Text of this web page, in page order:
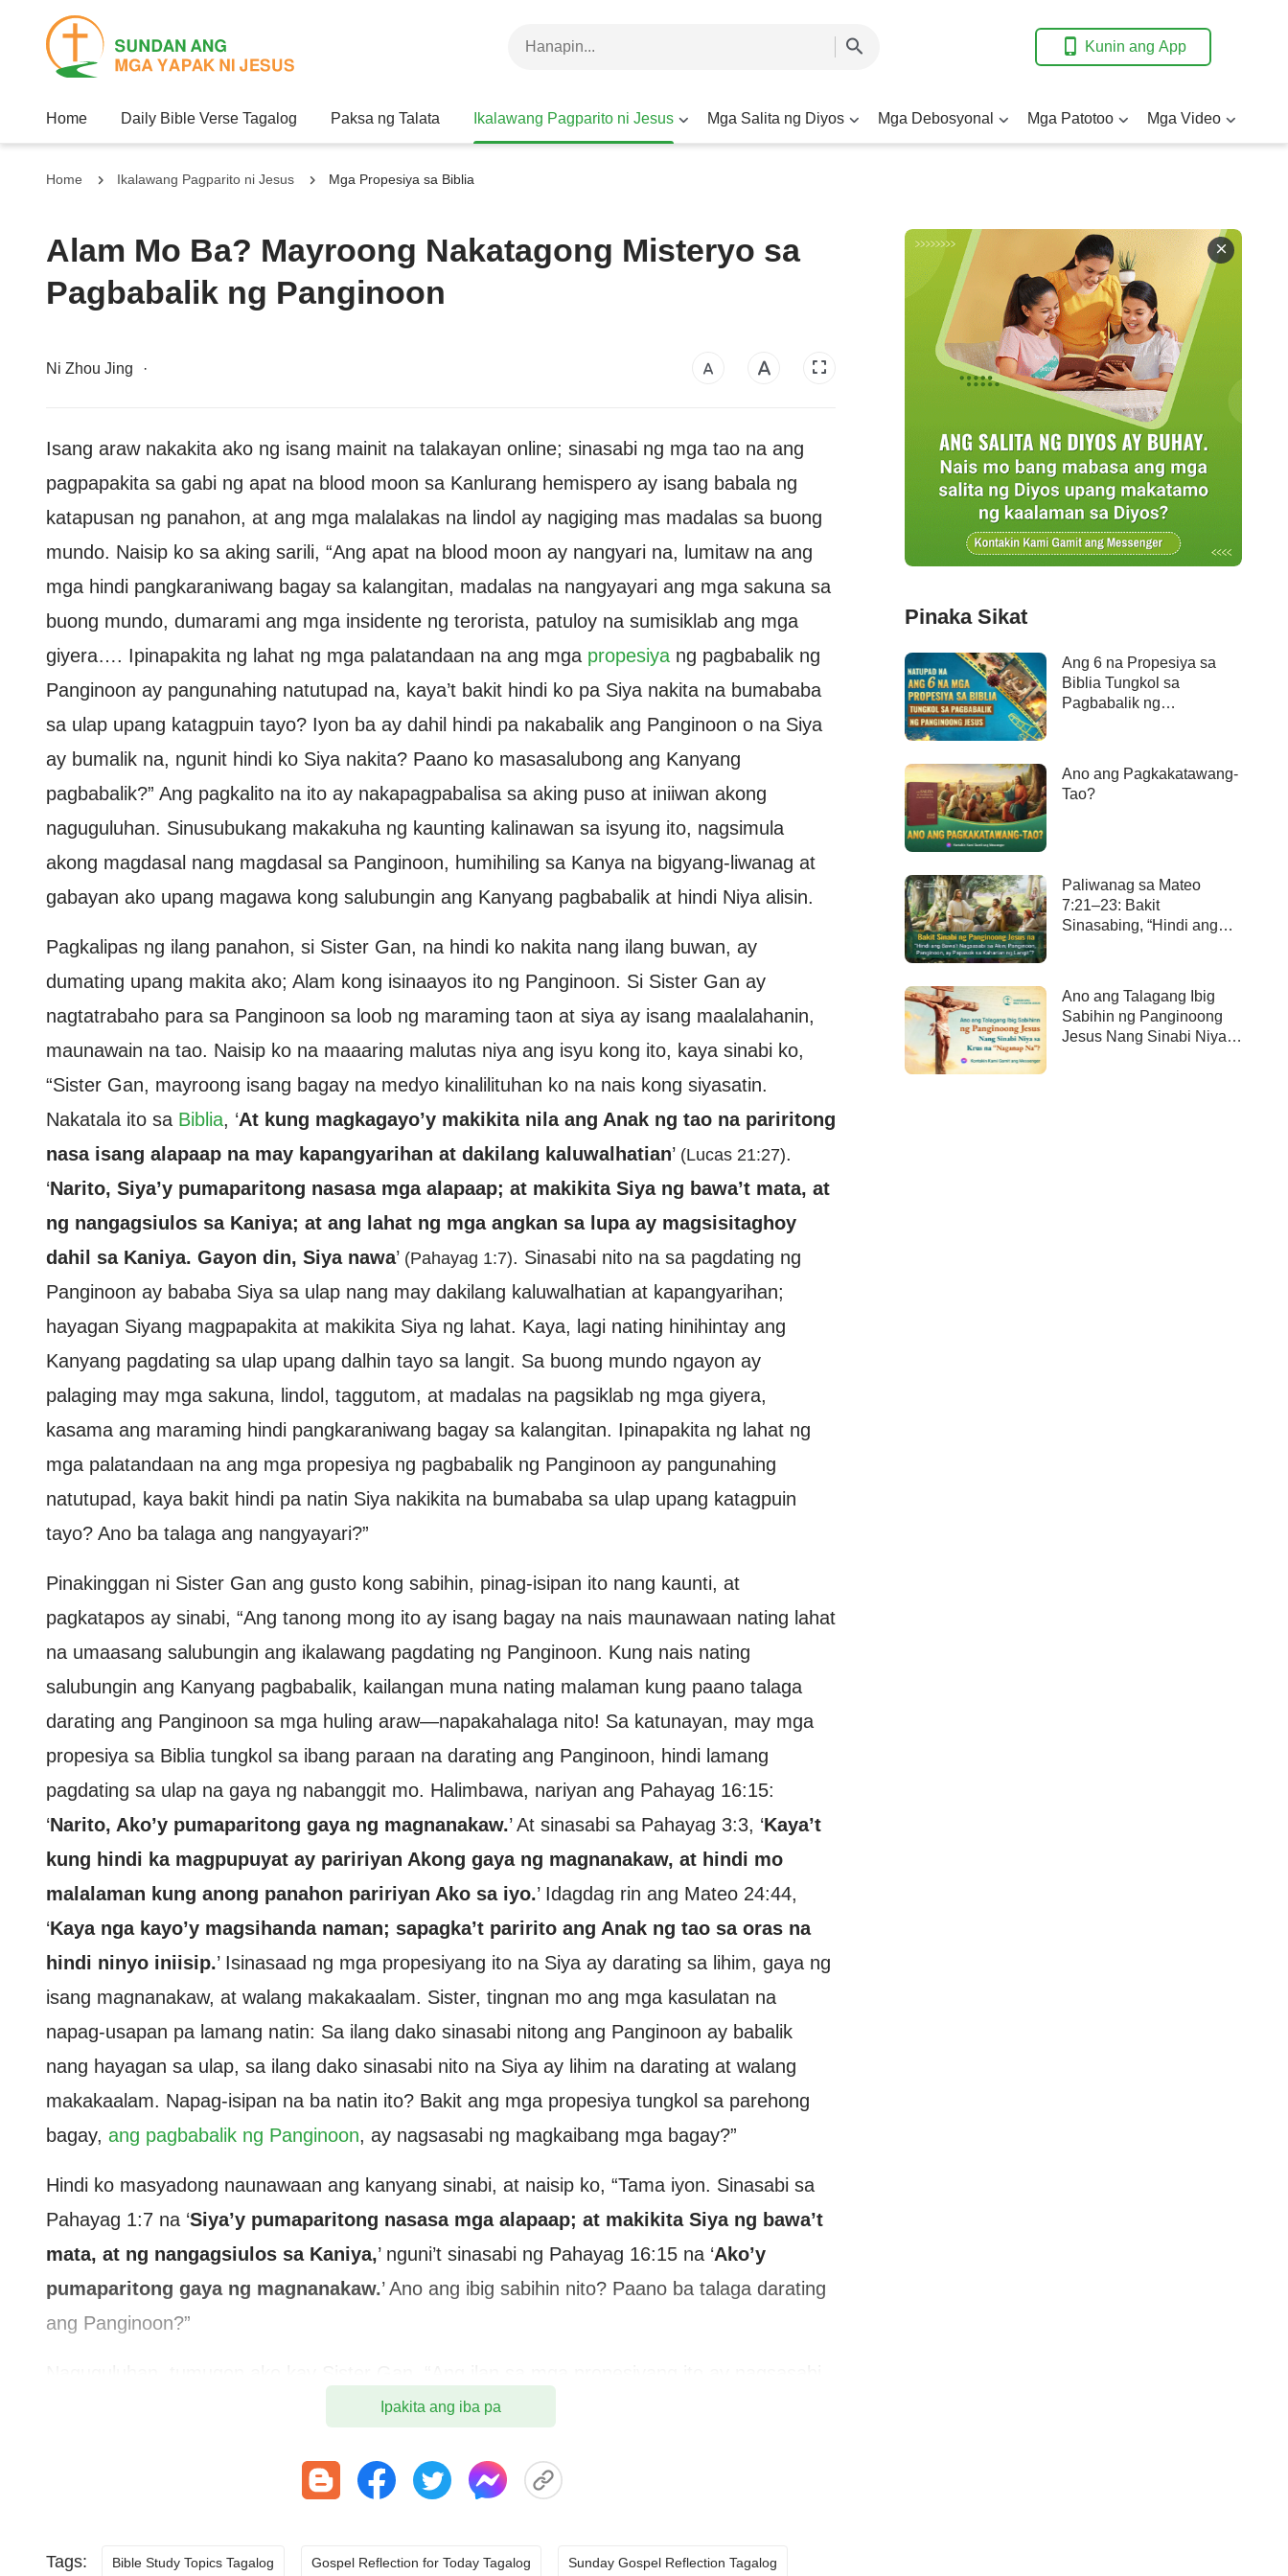
Kunin ang App
Home Daily Bible Verse Tagalog Paksa ng Talata Ikalawang Pagparito ni Jesus Mga Salita ng Diyos Mga Debosyonal Mga Patotoo Mga Video
Home Ikalawang Pagparito ni Jesus Mga Propesiya sa Biblia
Alam Mo Ba? Mayroong Nakatagong Misteryo sa
Pagbabalik ng Panginoon
Ni Zhou Jing ·
Isang araw nakakita ako ng isang mainit na talakayan online; sinasabi ng mga tao na ang
pagpapakita sa gabi ng apat na blood moon sa Kanlurang hemispero ay isang babala ng
katapusan ng panahon, at ang mga malalakas na lindol ay nagiging mas madalas sa buong
mundo. Naisip ko sa aking sarili, “Ang apat na blood moon ay nangyari na, lumitaw na ang
mga hindi pangkaraniwang bagay sa kalangitan, madalas na nangyayari ang mga sakuna sa
buong mundo, dumarami ang mga insidente ng terorista, patuloy na sumisiklab ang mga
giyera…. Ipinapakita ng lahat ng mga palatandaan na ang mga propesiya ng pagbabalik ng
Panginoon ay pangunahing natutupad na, kaya’t bakit hindi ko pa Siya nakita na bumababa
sa ulap upang katagpuin tayo? Iyon ba ay dahil hindi pa nakabalik ang Panginoon o na Siya
ay bumalik na, ngunit hindi ko Siya nakita? Paano ko masasalubong ang Kanyang
pagbabalik?” Ang pagkalito na ito ay nakapagpabalisa sa aking puso at iniiwan akong
naguguluhan. Sinusubukang makakuha ng kaunting kalinawan sa isyung ito, nagsimula
akong magdasal nang magdasal sa Panginoon, humihiling sa Kanya na bigyang-liwanag at
gabayan ako upang magawa kong salubungin ang Kanyang pagbabalik at hindi Niya alisin.
Pagkalipas ng ilang panahon, si Sister Gan, na hindi ko nakita nang ilang buwan, ay
dumating upang makita ako; Alam kong isinaayos ito ng Panginoon. Si Sister Gan ay
nagtatrabaho para sa Panginoon sa loob ng maraming taon at siya ay isang maalalahanin,
maunawain na tao. Naisip ko na maaaring malutas niya ang isyu kong ito, kaya sinabi ko,
“Sister Gan, mayroong isang bagay na medyo kinalilituhan ko na nais kong siyasatin.
Nakatala ito sa Biblia, ‘At kung magkagayo’y makikita nila ang Anak ng tao na pariritong
nasa isang alapaap na may kapangyarihan at dakilang kaluwalhatian’ (Lucas 21:27).
‘Narito, Siya’y pumaparitong nasasa mga alapaap; at makikita Siya ng bawa’t mata, at
ng nangagsiulos sa Kaniya; at ang lahat ng mga angkan sa lupa ay magsisitaghoy
dahil sa Kaniya. Gayon din, Siya nawa’ (Pahayag 1:7). Sinasabi nito na sa pagdating ng
Panginoon ay bababa Siya sa ulap nang may dakilang kaluwalhatian at kapangyarihan;
hayagan Siyang magpapakita at makikita Siya ng lahat. Kaya, lagi nating hinihintay ang
Kanyang pagdating sa ulap upang dalhin tayo sa langit. Sa buong mundo ngayon ay
palaging may mga sakuna, lindol, taggutom, at madalas na pagsiklab ng mga giyera,
kasama ang maraming hindi pangkaraniwang bagay sa kalangitan. Ipinapakita ng lahat ng
mga palatandaan na ang mga propesiya ng pagbabalik ng Panginoon ay pangunahing
natutupad, kaya bakit hindi pa natin Siya nakikita na bumababa sa ulap upang katagpuin
tayo? Ano ba talaga ang nangyayari?”
Pinakinggan ni Sister Gan ang gusto kong sabihin, pinag-isipan ito nang kaunti, at
pagkatapos ay sinabi, “Ang tanong mong ito ay isang bagay na nais maunawaan nating lahat
na umaasang salubungin ang ikalawang pagdating ng Panginoon. Kung nais nating
salubungin ang Kanyang pagbabalik, kailangan muna nating malaman kung paano talaga
darating ang Panginoon sa mga huling araw—napakahalaga nito! Sa katunayan, may mga
propesiya sa Biblia tungkol sa ibang paraan na darating ang Panginoon, hindi lamang
pagdating sa ulap na gaya ng nabanggit mo. Halimbawa, nariyan ang Pahayag 16:15:
‘Narito, Ako’y pumaparitong gaya ng magnanakaw.’ At sinasabi sa Pahayag 3:3, ‘Kaya’t
kung hindi ka magpupuyat ay paririyan Akong gaya ng magnanakaw, at hindi mo
malalaman kung anong panahon paririyan Ako sa iyo.’ Idagdag rin ang Mateo 24:44,
‘Kaya nga kayo’y magsihanda naman; sapagka’t paririto ang Anak ng tao sa oras na
hindi ninyo iniisip.’ Isinasaad ng mga propesiyang ito na Siya ay darating sa lihim, gaya ng
isang magnanakaw, at walang makakaalam. Sister, tingnan mo ang mga kasulatan na
napag-usapan pa lamang natin: Sa ilang dako sinasabi nitong ang Panginoon ay babalik
nang hayagan sa ulap, sa ilang dako sinasabi nito na Siya ay lihim na darating at walang
makakaalam. Napag-isipan na ba natin ito? Bakit ang mga propesiya tungkol sa parehong
bagay, ang pagbabalik ng Panginoon, ay nagsasabi ng magkaibang mga bagay?”
Hindi ko masyadong naunawaan ang kanyang sinabi, at naisip ko, “Tama iyon. Sinasabi sa
Pahayag 1:7 na ‘Siya’y pumaparitong nasasa mga alapaap; at makikita Siya ng bawa’t
mata, at ng nangagsiulos sa Kaniya,’ nguni’t sinasabi ng Pahayag 16:15 na ‘Ako’y
pumaparitong gaya ng magnanakaw.’ Ano ang ibig sabihin nito? Paano ba talaga darating
ang Panginoon?”
na ang Panginoon ay hayagang bababa, habang ang ilan ay nagsasabi na Siya ay darating
mga salita ng Panginoon at hindi ko lamang ito maunawaan ngayon. Mangyaring magbigay
Nakangiti, sinabi ni Sister Gan, “Ang Panginoon ay tapat at ang mga propesiyang ito ay
Ipakita ang iba pa
Tags: Bible Study Topics Tagalog Gospel Reflection for Today Tagalog Sunday Gospel Reflection Tagalog
Pinaka Sikat
Ang 6 na Propesiya sa
Biblia Tungkol sa
Pagbabalik ng
Ano ang Pagkakatawang-
Tao?
Paliwanag sa Mateo
7:21–23: Bakit
Sinasabing, “Hindi ang
ng langit”?
Ano ang Talagang Ibig
Sabihin ng Panginoong
Jesus Nang Sinabi Niya